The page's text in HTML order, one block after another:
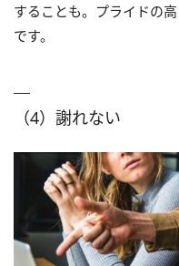
することも。プライドの
です。
（4）謝れない